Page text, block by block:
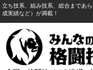
立ち技系、組み技系、総合まであ
成実績など）が満載！